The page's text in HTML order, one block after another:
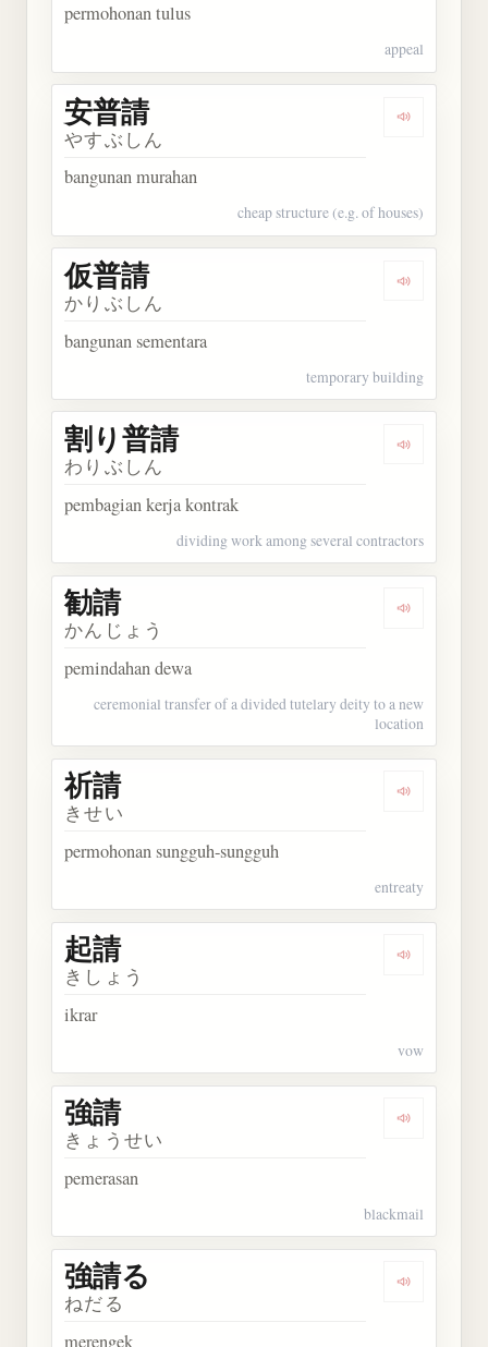
permohonan tulus
appeal
Dengarkan
安普請
やすぶしん
bangunan murahan
cheap structure (e.g. of houses)
Dengarkan
仮普請
かりぶしん
bangunan sementara
temporary building
Dengarkan
割り普請
わりぶしん
pembagian kerja kontrak
dividing work among several contractors
Dengarkan
勧請
かんじょう
pemindahan dewa
ceremonial transfer of a divided tutelary deity to a new
location
Dengarkan
祈請
きせい
permohonan sungguh-sungguh
entreaty
Dengarkan
起請
きしょう
ikrar
vow
Dengarkan
強請
きょうせい
pemerasan
blackmail
Dengarkan
強請る
ねだる
merengek